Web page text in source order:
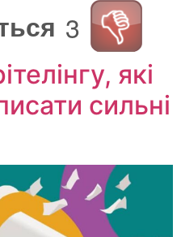
3
які
сильні